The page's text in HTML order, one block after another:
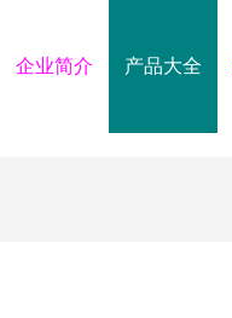
企业简介 产品大全